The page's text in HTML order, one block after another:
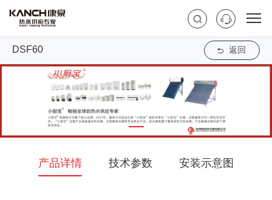
DSF60 返回
产品详情 技术参数 安装示意图